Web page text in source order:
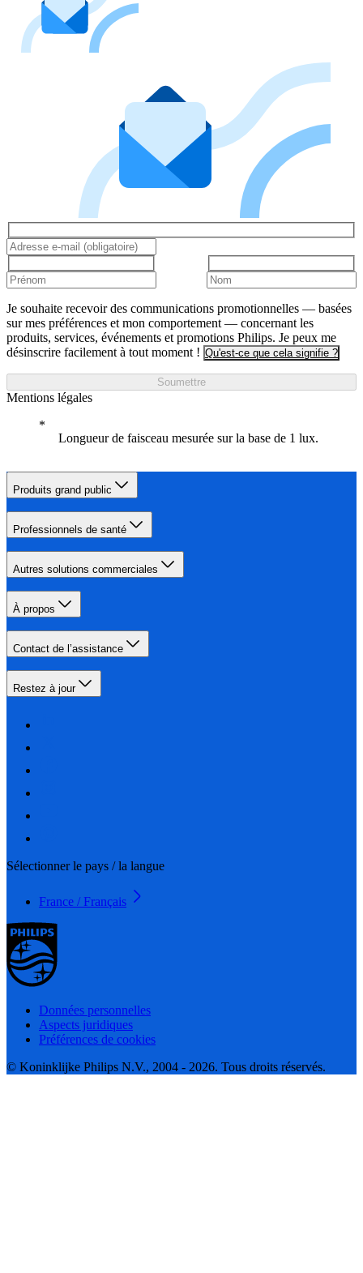
Je souhaite recevoir des communications promotionnelles — basées
sur mes préférences et mon comportement — concernant les
produits, services, événements et promotions Philips. Je peux me
désinscrire facilement à tout moment ! Qu'est-ce que cela signifie ?
Soumettre
Mentions légales
Longueur de faisceau mesurée sur la base de 1 lux.
Produits grand public
Professionnels de santé
Autres solutions commerciales
À propos
Contact de l’assistance
Restez à jour
Sélectionner le pays / la langue
France / Français
Données personnelles
Aspects juridiques
Préférences de cookies
© Koninklijke Philips N.V., 2004 - 2026. Tous droits réservés.